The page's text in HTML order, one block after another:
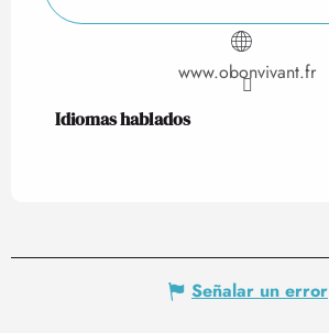
www.obonvivant.fr
Idiomas hablados
Idiomas hablados
Señalar un error